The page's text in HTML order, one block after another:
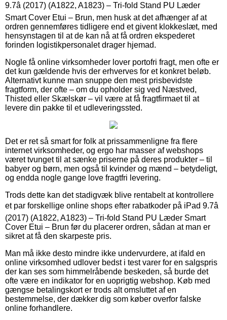
9.7â (2017) (A1822, A1823) – Tri-fold Stand PU Læder
Smart Cover Etui – Brun, men husk at det afhænger af at
ordren gennemføres tidligere end et givent klokkeslæt, med
hensynstagen til at de kan nå at få ordren ekspederet
forinden logistikpersonalet drager hjemad.
Nogle få online virksomheder lover portofri fragt, men ofte er
det kun gældende hvis der erhverves for et konkret beløb.
Alternativt kunne man snuppe den mest prisbevidste
fragtform, der ofte – om du opholder sig ved Næstved,
Thisted eller Skælskør – vil være at få fragtfirmaet til at
levere din pakke til et udleveringssted.
Det er ret så smart for folk at prissammenligne fra flere
internet virksomheder, og ergo har masser af webshops
været tvunget til at sænke priserne på deres produkter – til
babyer og børn, men også til kvinder og mænd – betydeligt,
og endda nogle gange love fragtfri levering.
Trods dette kan det stadigvæk blive rentabelt at kontrollere
et par forskellige online shops efter rabatkoder på iPad 9.7â
(2017) (A1822, A1823) – Tri-fold Stand PU Læder Smart
Cover Etui – Brun før du placerer ordren, sådan at man er
sikret at få den skarpeste pris.
Man må ikke desto mindre ikke undervurdere, at ifald en
online virksomhed udlover bedst i test varer for en salgspris
der kan ses som himmelråbende beskeden, så burde det
ofte være en indikator for en uoprigtig webshop. Køb med
gængse betalingskort er trods alt omsluttet af en
bestemmelse, der dækker dig som køber overfor falske
online forhandlere.